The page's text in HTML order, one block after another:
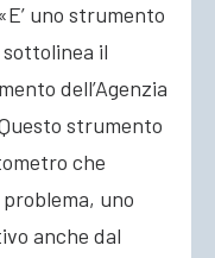
uno strumento
sottolinea il
dell’Agenzia
strumento
che
uno
anche dal